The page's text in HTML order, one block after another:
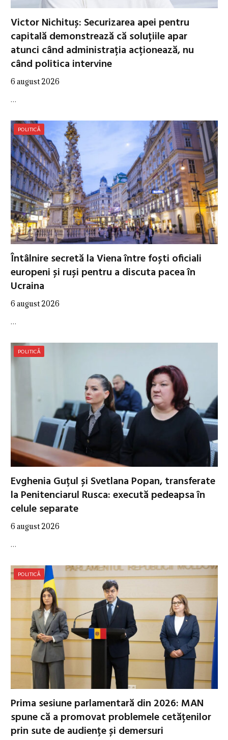
Victor Nichituș: Securizarea apei pentru
capitală demonstrează că soluțiile apar
atunci când administrația acționează, nu
când politica intervine
6 august 2026
…
POLITICĂ
Întâlnire secretă la Viena între foști oficiali
europeni și ruși pentru a discuta pacea în
Ucraina
6 august 2026
…
POLITICĂ
Evghenia Guțul și Svetlana Popan, transferate
la Penitenciarul Rusca: execută pedeapsa în
celule separate
6 august 2026
…
POLITICĂ
Prima sesiune parlamentară din 2026: MAN
spune că a promovat problemele cetățenilor
prin sute de audiențe și demersuri